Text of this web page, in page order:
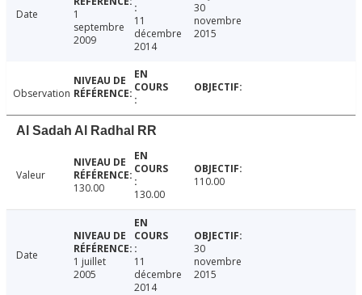
Date
1
septembre
2009
11
décembre
2014
30
novembre
2015
Observation
Al Sadah Al Radhal RR
Valeur
130.00
130.00
110.00
Date
1 juillet
2005
11
décembre
2014
30
novembre
2015